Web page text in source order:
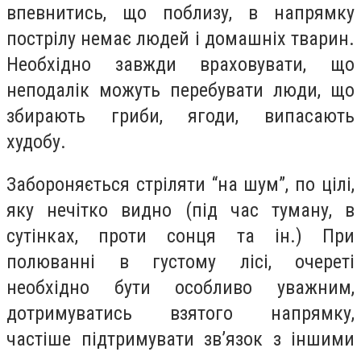
впевнитись, що поблизу, в напрямку
пострілу немає людей і домашніх тварин.
Необхідно завжди враховувати, що
неподалік можуть перебувати люди, що
збирають гриби, ягоди, випасають
худобу.
Забороняється стріляти “на шум”, по цілі,
яку нечітко видно (під час туману, в
сутінках, проти сонця та ін.) При
полюванні в густому лісі, очереті
необхідно бути особливо уважним,
дотримуватись взятого напрямку,
частіше підтримувати зв’язок з іншими